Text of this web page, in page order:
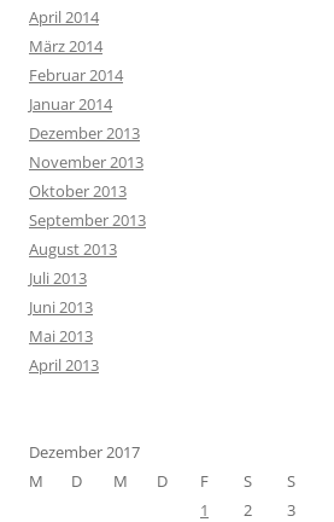
April 2014
März 2014
Februar 2014
Januar 2014
Dezember 2013
November 2013
Oktober 2013
September 2013
August 2013
Juli 2013
Juni 2013
Mai 2013
April 2013
Dezember 2017
M
D M D F S
S
1
2
3